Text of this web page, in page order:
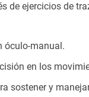
de ejercicios de
óculo-manual.
en los
sostener y